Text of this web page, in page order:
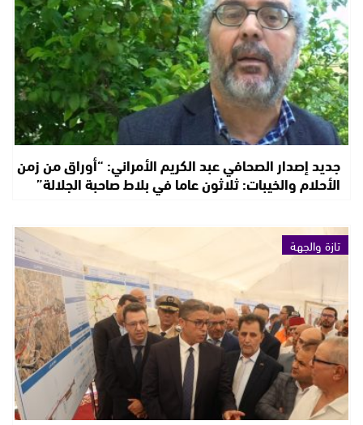
جديد إصدار الصحافي عبد الكريم الأمراني: “أوراق من زمن
الأحلام والخيبات: ثلاثون عاما في بلاط صاحبة الجلالة”
تازة والجهة